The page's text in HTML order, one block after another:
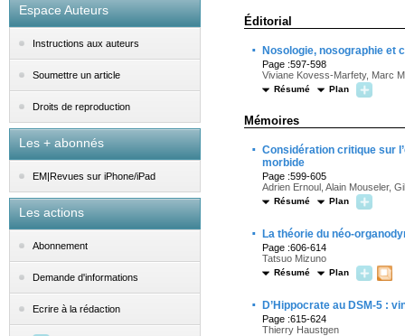
Espace Auteurs
Instructions aux auteurs
Soumettre un article
Droits de reproduction
Les + abonnés
EM|Revues sur iPhone/iPad
Les actions
Abonnement
Demande d'informations
Ecrire à la rédaction
Éditorial
· Nosologie, nosographie et
Page :597-598
Viviane Kovess-Marfety, Marc
Résumé Plan
Mémoires
· Considération critique sur
morbide
Page :599-605
Adrien Ernoul, Alain Mouseler,
Résumé Plan
· La théorie du néo-
Page :606-614
Tatsuo Mizuno
Résumé Plan
· D’Hippocrate au DSM-5 :
Page :615-624
Thierry Haustgen